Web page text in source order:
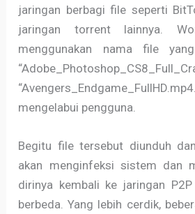
jaringan berbagi file seperti
jaringan torrent lainnya.
menggunakan nama file
mengelabui pengguna.
Begitu file tersebut diunduh
akan menginfeksi sistem dan
dirinya kembali ke jaringan
berbeda. Yang lebih cerdik,